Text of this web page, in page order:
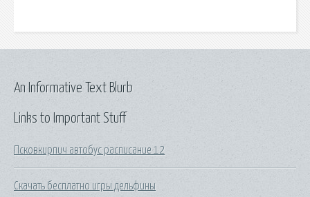
Links to Important Stuff
Псковкирпич автобус расписание 12
Скачать бесплатно игры дельфины
An Informative Text Blurb